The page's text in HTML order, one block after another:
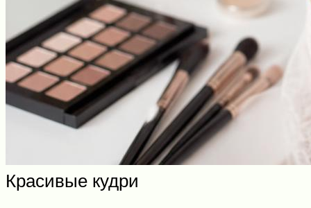
Красивые кудри